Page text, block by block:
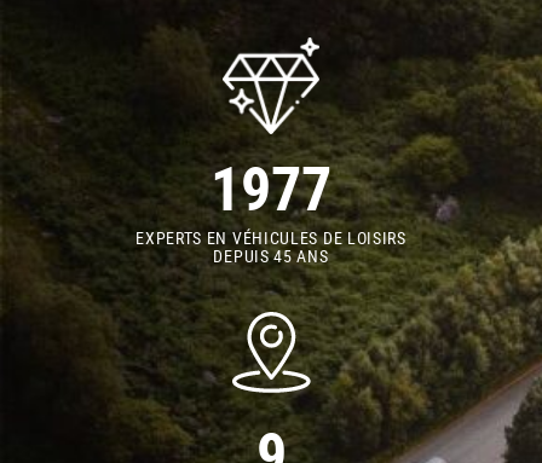
1977
EXPERTS EN VÉHICULES DE LOISIRS
DEPUIS 45 ANS